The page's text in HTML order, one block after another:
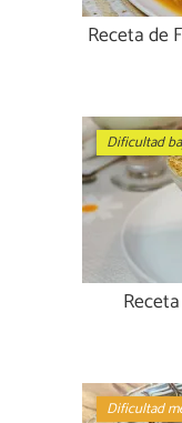
Receta de
Dificultad
Dificultad